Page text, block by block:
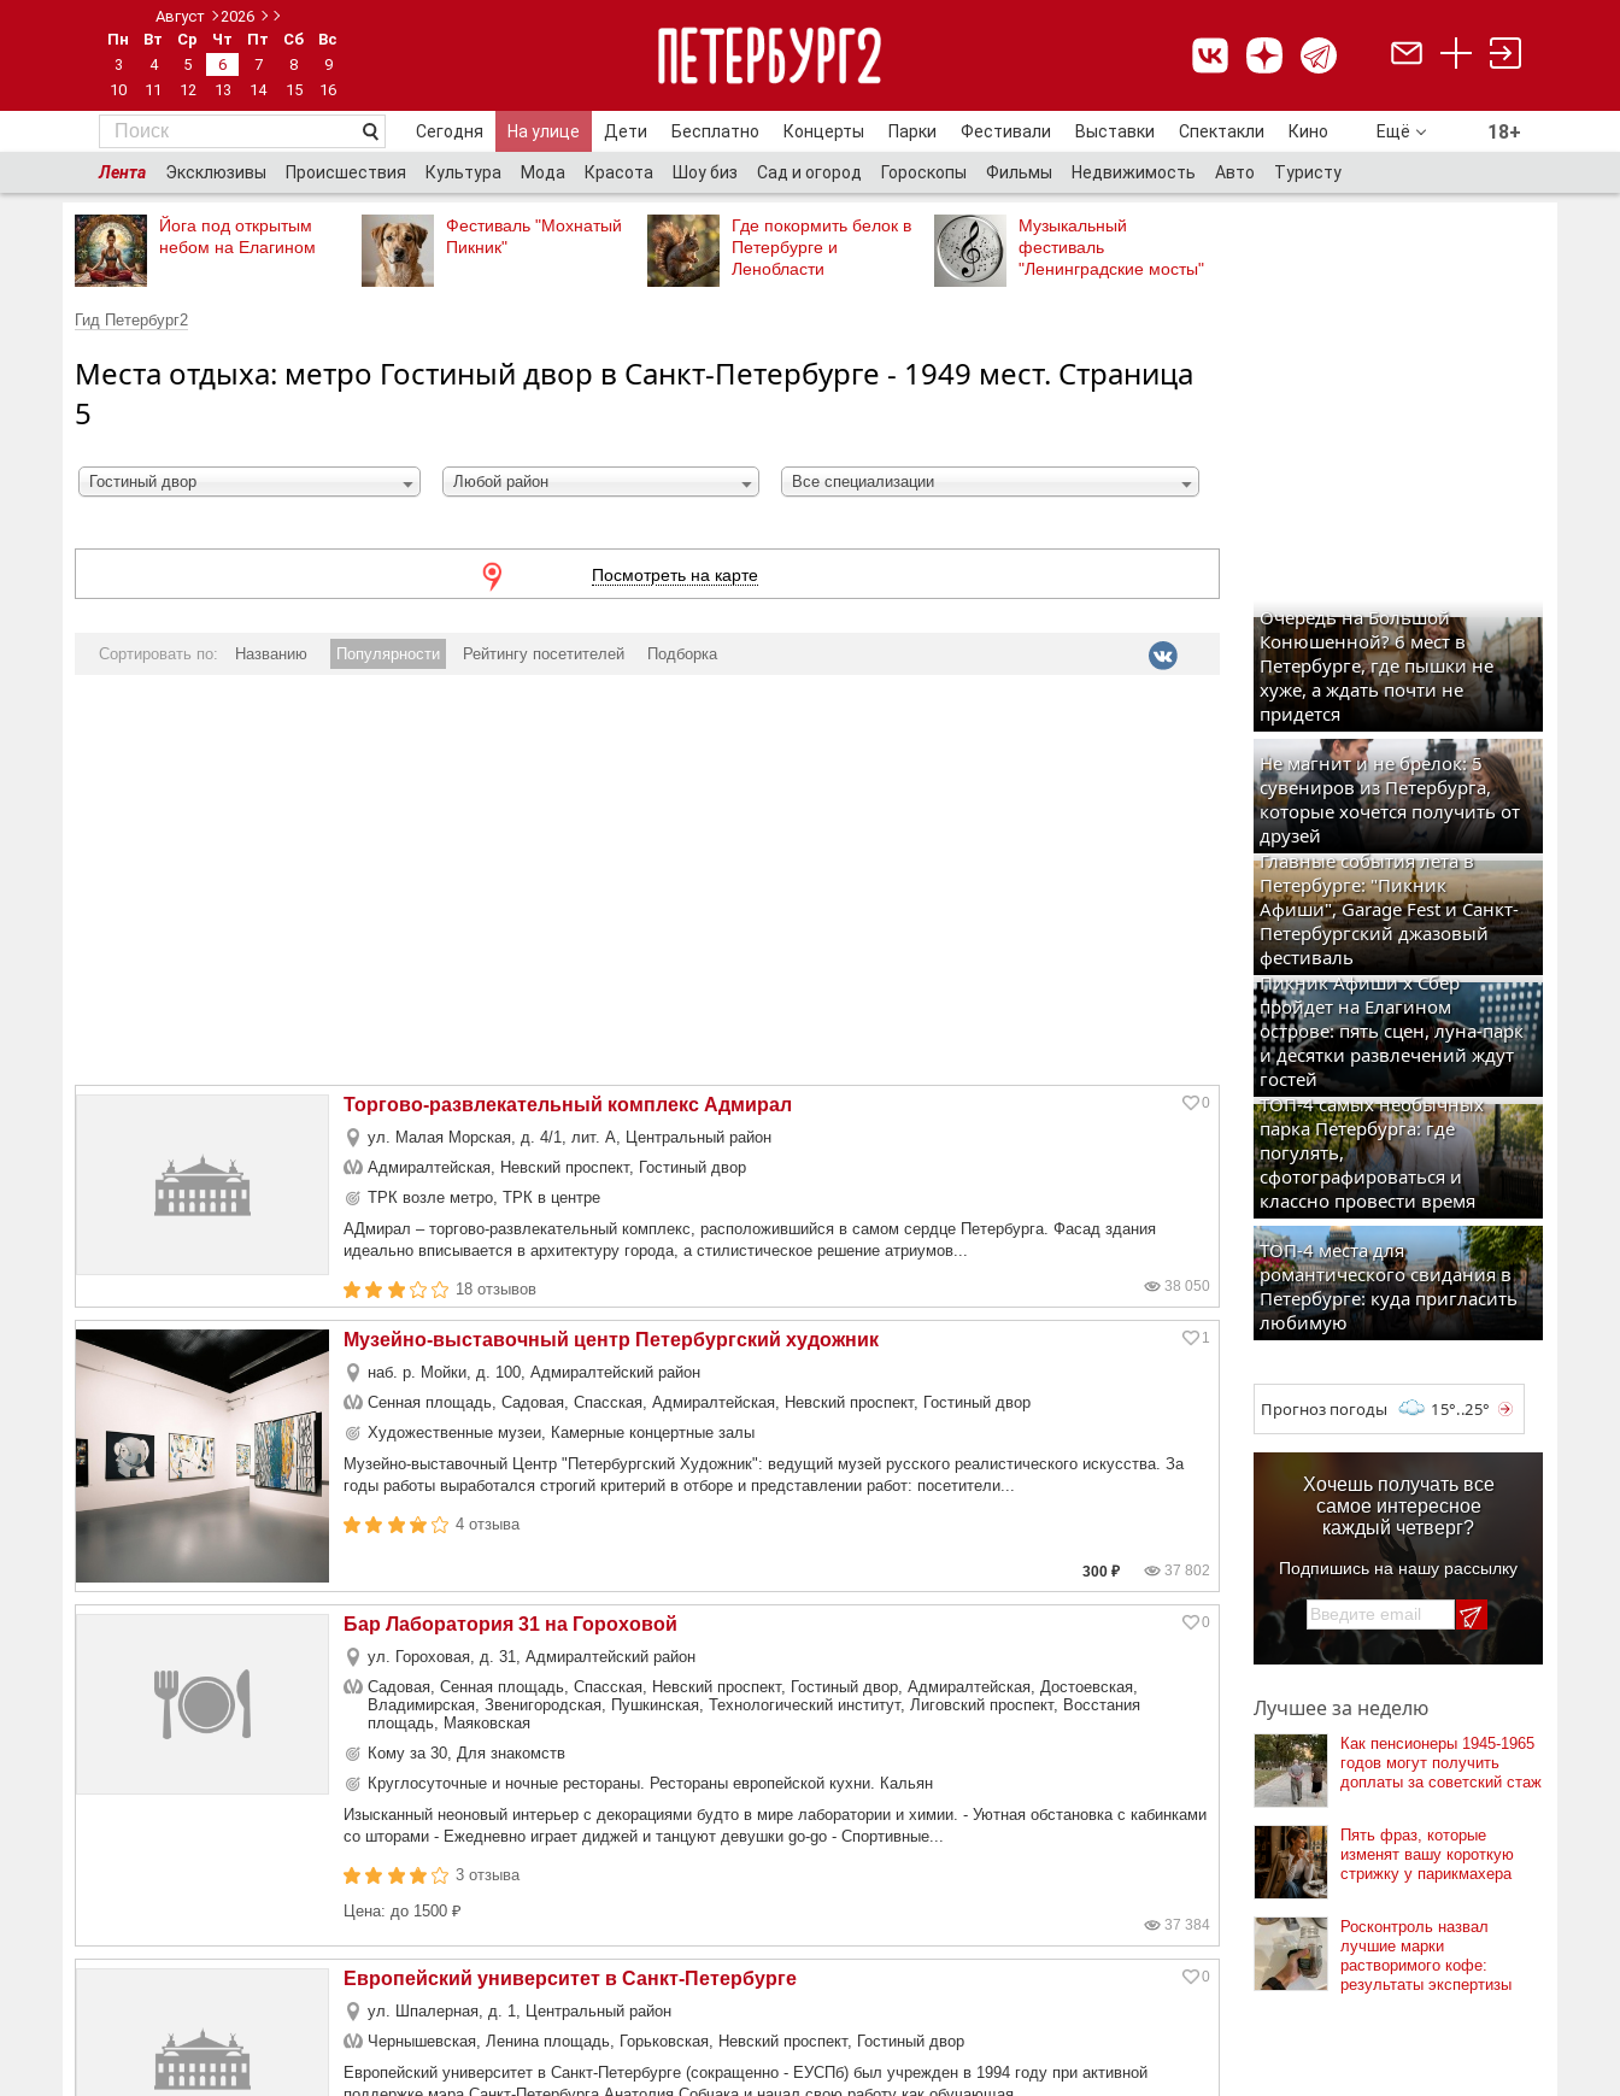
Август
2026
Пн
Вт Ср Чт Пт Сб
Вс
3
4 5 6 7 8
9
10
11 12 13 14 15 16
Сегодня На улице Дети Бесплатно Концерты Парки Фестивали Выставки Спектакли Кино Ещё 18+
Лента Эксклюзивы Происшествия Культура Мода Красота Шоу биз Сад и огород Гороскопы Фильмы Недвижимость Авто Туристу
Йога под открытым
небом на Елагином
Фестиваль "Мохнатый
Пикник"
Где покормить белок в
Петербурге и
Ленобласти
Музыкальный
фестиваль
"Ленинградские мосты"
Гид Петербург2
Места отдыха: метро Гостиный двор в Санкт-Петербурге - 1949 мест. Страница
5
Гостиный двор Любой район Все специализации
Посмотреть на карте
Сортировать по: Названию Популярности Рейтингу посетителей Подборка
Торгово-развлекательный комплекс Адмирал
ул. Малая Морская, д. 4/1, лит. А, Центральный район
Адмиралтейская, Невский проспект, Гостиный двор
ТРК возле метро, ТРК в центре
АДмирал – торгово-развлекательный комплекс, расположившийся в самом сердце Петербурга. Фасад здания
идеально вписывается в архитектуру города, а стилистическое решение атриумов...
18 отзывов 38 050
0
Музейно-выставочный центр Петербургский художник
наб. р. Мойки, д. 100, Адмиралтейский район
Сенная площадь, Садовая, Спасская, Адмиралтейская, Невский проспект, Гостиный двор
Художественные музеи, Камерные концертные залы
Музейно-выставочный Центр "Петербургский Художник": ведущий музей русского реалистического искусства. За
годы работы выработался строгий критерий в отборе и представлении работ: посетители...
4 отзыва
300 ₽ 37 802
1
Бар Лаборатория 31 на Гороховой
ул. Гороховая, д. 31, Адмиралтейский район
Садовая, Сенная площадь, Спасская, Невский проспект, Гостиный двор, Адмиралтейская, Достоевская,
Владимирская, Звенигородская, Пушкинская, Технологический институт, Лиговский проспект, Восстания
площадь, Маяковская
Кому за 30, Для знакомств
Круглосуточные и ночные рестораны. Рестораны европейской кухни. Кальян
Изысканный неоновый интерьер с декорациями будто в мире лаборатории и химии. - Уютная обстановка с кабинками
со шторами - Ежедневно играет диджей и танцуют девушки go-go - Спортивные...
3 отзыва
Цена: до 1500 ₽
37 384
0
Европейский университет в Санкт-Петербурге
ул. Шпалерная, д. 1, Центральный район
Чернышевская, Ленина площадь, Горьковская, Невский проспект, Гостиный двор
Европейский университет в Санкт-Петербурге (сокращенно - ЕУСПб) был учрежден в 1994 году при активной
0
Очередь на Большой
Конюшенной? 6 мест в
Петербурге, где пышки не
хуже, а ждать почти не
придется
Не магнит и не брелок: 5
сувениров из Петербурга,
которые хочется получить от
друзей
Главные события лета в
Петербурге: "Пикник
Афиши", Garage Fest и Санкт-
Петербургский джазовый
фестиваль
Пикник Афиши x Сбер
пройдет на Елагином
острове: пять сцен, луна-парк
и десятки развлечений ждут
гостей
ТОП-4 самых необычных
парка Петербурга: где
погулять,
сфотографироваться и
классно провести время
ТОП-4 места для
романтического свидания в
Петербурге: куда пригласить
любимую
Прогноз погоды 15°..25°
Хочешь получать все
самое интересное
каждый четверг?
Подпишись на нашу рассылку
Лучшее за неделю
Как пенсионеры 1945-1965
годов могут получить
доплаты за советский стаж
Пять фраз, которые
изменят вашу короткую
стрижку у парикмахера
Росконтроль назвал
лучшие марки
растворимого кофе:
результаты экспертизы